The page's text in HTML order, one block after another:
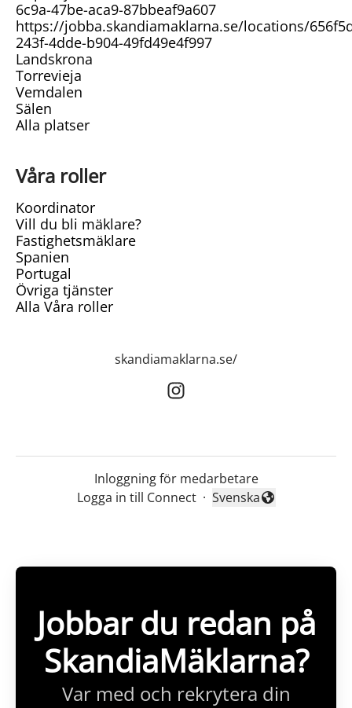
6c9a-47be-aca9-87bbeaf9a607
https://jobba.skandiamaklarna.se/locations/
243f-4dde-b904-49fd49e4f997
Landskrona
Torrevieja
Vemdalen
Sälen
Alla platser
Våra roller
Koordinator
Vill du bli mäklare?
Fastighetsmäklare
Spanien
Portugal
Övriga tjänster
Alla Våra roller
skandiamaklarna.se/
Inloggning för medarbetare
Logga in till Connect · Byt språk
Svenska
Jobbar du redan på
SkandiaMäklarna?
Var med och rekrytera din